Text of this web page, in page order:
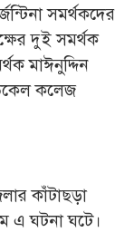
সমর্থকদের
দুই সমর্থক
মাঈনুদ্দিন
কলেজ
কাঁটাছড়া
এ ঘটনা ঘটে।